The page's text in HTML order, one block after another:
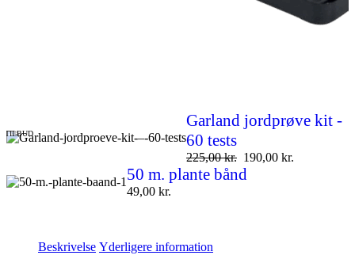
TILBUD
Garland jordprøve kit -
60 tests
225,00kr. 190,00 kr.
50 m. plante bånd
49,00 kr.
Beskrivelse Yderligere information